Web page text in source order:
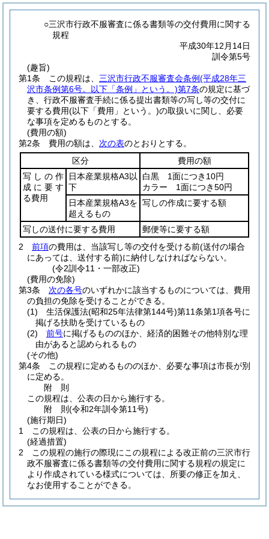
○三沢市行政不服審査に係る書類等の交付費用に関する
規程
平成30年12月14日
訓令第5号
(趣旨)
第1条
この規程は、 三沢市行政不服審査会条例(平成28年三
沢市条例第6号。以下「条例」という。)第7条の規定に基づ
き、行政不服審査手続に係る提出書類等の写し等の交付に
要する費用(以下「費用」という。)の取扱いに関し、必要
な事項を定めるものとする。
(費用の額)
第2条
費用の額は、 次の表のとおりとする。
区分
費用の額
写しの作
成に要す
る費用
日本産業規格A3以
下
白黒 1面につき10円
カラー 1面につき50円
日本産業規格A3を
超えるもの
写しの作成に要する額
写しの送付に要する費用
郵便等に要する額
2
前項の費用は、当該写し等の交付を受ける前(送付の場合
にあっては、送付する前)に納付しなければならない。
(令2訓令11・一部改正)
(費用の免除)
第3条
次の各号のいずれかに該当するものについては、費用
の負担の免除を受けることができる。
(1)
生活保護法(昭和25年法律第144号)第11条第1項各号に
掲げる扶助を受けているもの
(2)
前号に掲げるもののほか、経済的困難その他特別な理
由があると認められるもの
(その他)
第4条
この規程に定めるもののほか、必要な事項は市長が別
に定める。
附 則
この規程は、公表の日から施行する。
附 則(令和2年訓令第11号)
(施行期日)
1
この規程は、公表の日から施行する。
(経過措置)
2
この規程の施行の際現にこの規程による改正前の三沢市行
政不服審査に係る書類等の交付費用に関する規程の規定に
より作成されている様式については、所要の修正を加え、
なお使用することができる。